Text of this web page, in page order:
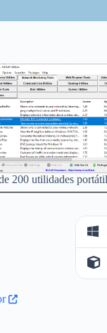
200 utilidades